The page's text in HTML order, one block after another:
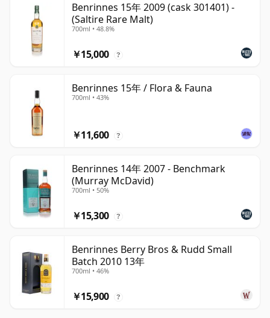
Benrinnes 15年 2009 (cask 301401) -
(Saltire Rare Malt)
700ml • 48.8%
￥15,000 ?
Benrinnes 15年 / Flora & Fauna
700ml • 43%
￥11,600 ?
Benrinnes 14年 2007 - Benchmark
(Murray McDavid)
700ml • 50%
￥15,300 ?
Benrinnes Berry Bros & Rudd Small
Batch 2010 13年
700ml • 46%
￥15,900 ?